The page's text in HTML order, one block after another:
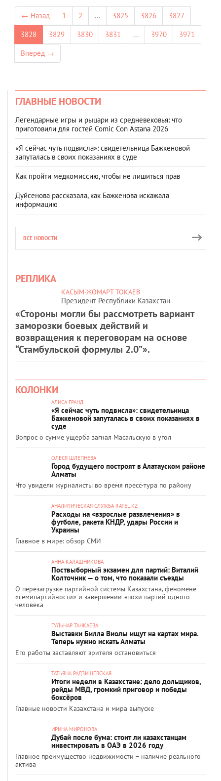
← Назад 1 2 ... 3825 3826
3827
3828
3829 3830 3831 ... 3970
3971
Вперёд →
ГЛАВНЫЕ НОВОСТИ
Легендарные игры и рыцари из средневековья: что
приготовили для гостей Comic Con Astana 2026
«Я сейчас чуть подвисла»: свидетельница Бажкеновой
запуталась в своих показаниях в суде
Как пройти медкомиссию, чтобы не лишиться прав
Дуйсенова рассказала, как Бажкенова искажала
информацию
ВСЕ НОВОСТИ
РЕПЛИКА
КАСЫМ-ЖОМАРТ ТОКАЕВ
Президент Республики Казахстан
«Стороны могли бы рассмотреть вариант
заморозки боевых действий и
возвращения к переговорам на основе
“Стамбульской формулы 2.0”».
КОЛОНКИ
АЛИСА ГРАНД
«Я сейчас чуть подвисла»: свидетельница
Бажкеновой запуталась в своих показаниях в
суде
Вопрос о сумме ущерба загнал Масальскую в угол
ОЛЕСЯ ШЛЕПНЕВА
Город будущего построят в Алатауском районе
Алматы
Что увидели журналисты во время пресс-тура по району
АНАЛИТИЧЕСКАЯ СЛУЖБА RATEL.KZ
Расходы на «взрослые развлечения» в
футболе, ракета КНДР, удары России и
Украины
Главное в мире: обзор СМИ
АННА КАЛАШНИКОВА
Поствыборный экзамен для партий: Виталий
Колточник — о том, что показали съезды
О перезагрузке партийной системы Казахстана, феномене
«семипартийности» и завершении эпохи партий одного
человека
ГУЛЬНАР ТАНКАЕВА
Выставки Билла Виолы ищут на картах мира.
Теперь нужно искать Алматы
Его работы заставляют зрителя остановиться
ТАТЬЯНА РАДЗИШЕВСКАЯ
Итоги недели в Казахстане: дело дольщиков,
рейды МВД, громкий приговор и победы
боксёров
Главные новости Казахстана и мира выпуске
ИРИНА МИРОНОВА
Дубай после бума: стоит ли казахстанцам
инвестировать в ОАЭ в 2026 году
Главное преимущество недвижимости – наличие реального
актива